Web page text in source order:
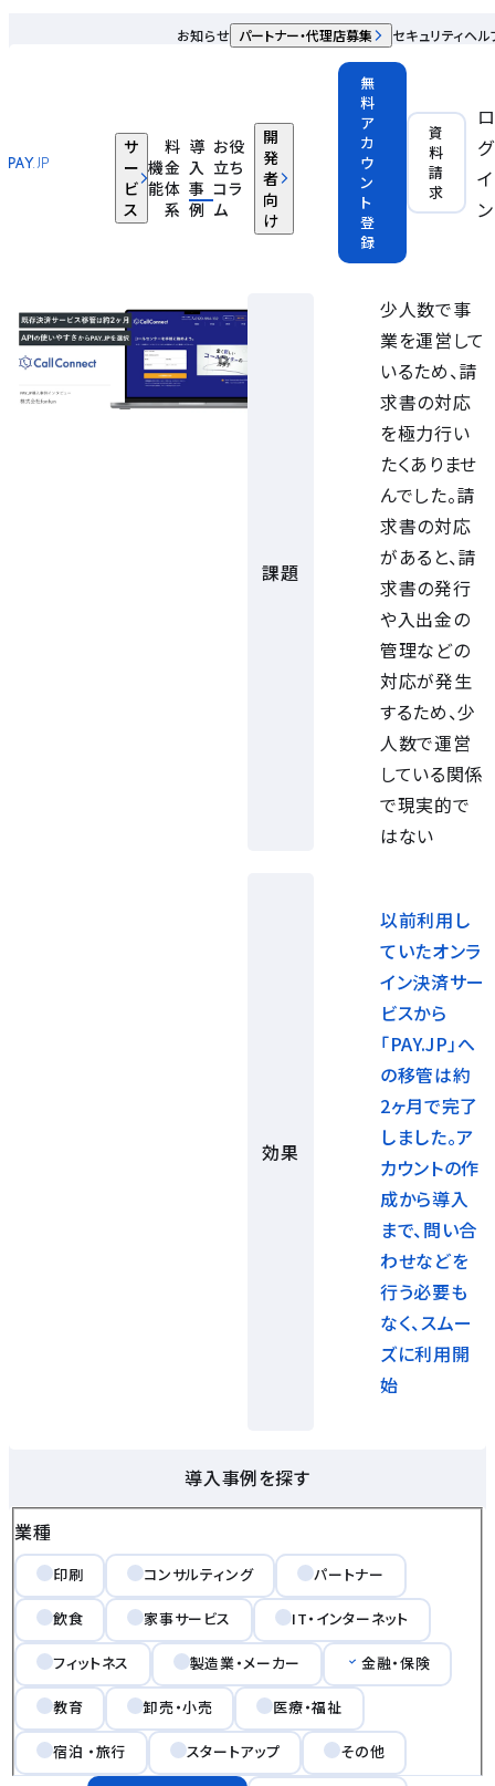
サ
ー
ビ
ス
機
能
料
金
体
系
導
入
事
例
お役
立ち
コラ
ム
開
発
者
向
け
お知らせ パートナー・代理店募集 セキュリティヘル
無
料
ア
カ
ウ
ン
ト
登
録
資
料
請
求
ロ
グ
イ
ン
株式会社 fonfun
クラウド電話システム「CallConnect」、月額費用の決済機能
として「PAY.JP」を導入
課題
少⼈数で事
業を運営して
いるため、請
求書の対応
を極⼒⾏い
たくありませ
んでした。請
求書の対応
があると、請
求書の発⾏
や⼊出⾦の
管理などの
対応が発⽣
するため、少
⼈数で運営
している関係
で現実的で
はない
効果
以前利⽤し
ていたオンラ
イン決済サー
ビスから
「PAY.JP」へ
の移管は約
2ヶ⽉で完了
しました。ア
カウントの作
成から導⼊
まで、問い合
わせなどを
⾏う必要も
なく、スムー
ズに利⽤開
始
導入事例を探す
業種
印刷 コンサルティング パートナー
飲食 家事サービス IT・インターネット
フィットネス 製造業・メーカー 金融・保険
教育 卸売・小売 医療・福祉
宿泊 ・旅行 スタートアップ その他